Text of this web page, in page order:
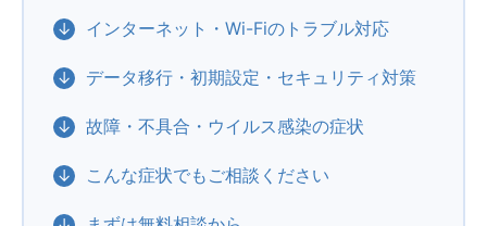
インターネット・Wi-Fiのトラブル対応
データ移行・初期設定・セキュリティ対策
故障・不具合・ウイルス感染の症状
こんな症状でもご相談ください